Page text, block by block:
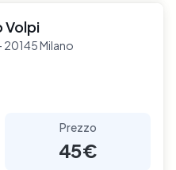
Volpi
20145 Milano
Prezzo
45€